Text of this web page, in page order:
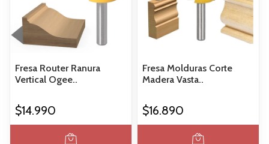
Fresa Router Ranura
Vertical Ogee..
$14.990
Fresa Molduras Corte
Madera Vasta..
$16.890